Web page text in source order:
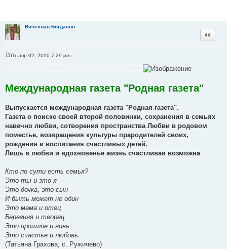
Вячеслав Богданов
Цитата
щ
е
е
Пт апр 02, 2010 7:29 pm
Международная газета "Родная газета"
Выпускается международная газета "Родная газета".
Газета о поиске своей второй половинки, сохранения в семьях
навечно любви, сотворения пространства Любви в родовом
поместье, возвращения культуры прародителей своих,
рождения и воспитания счастливых детей.
Лишь в любви и вдохновенье жизнь счастливая возможна
Кто по сути есть семья?
Это ты и это я
Это дочка, это сын
И быть может не один
Это мама и отец
Берегиня и творец
Это прошлое и новь
Это счастье и любовь.
(Татьяна Грахова, с. Ружичево)